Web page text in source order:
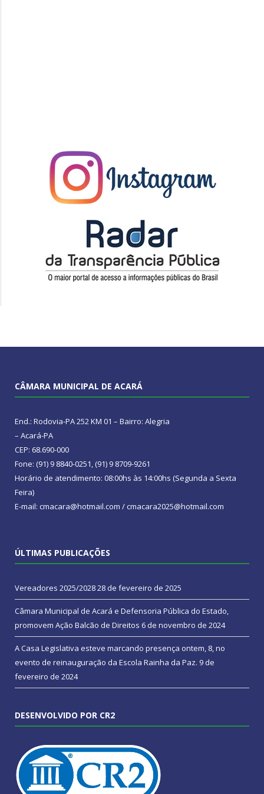
CÂMARA MUNICIPAL DE ACARÁ
End.: Rodovia-PA 252 KM 01 – Bairro: Alegria
– Acará-PA
CEP: 68.690-000
Fone: (91) 9 8840-0251, (91) 9 8709-9261
Horário de atendimento: 08:00hs às 14:00hs (Segunda a Sexta
Feira)
E-mail: cmacara@hotmail.com / cmacara2025@hotmail.com
ÚLTIMAS PUBLICAÇÕES
Vereadores 2025/202828 de fevereiro de 2025
Câmara Municipal de Acará e Defensoria Pública do Estado,
promovem Ação Balcão de Direitos 6 de novembro de 2024
A Casa Legislativa esteve marcando presença ontem, 8, no
evento de reinauguração da Escola Rainha da Paz. 9 de
fevereiro de 2024
DESENVOLVIDO POR CR2